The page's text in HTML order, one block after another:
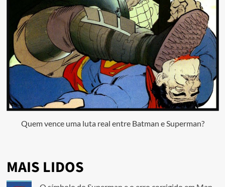
Quem vence uma luta real entre Batman e Superman?
MAIS LIDOS